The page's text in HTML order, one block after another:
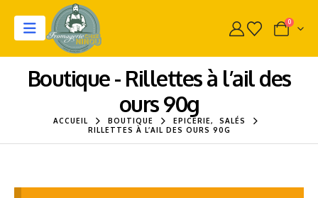
0
Boutique - Rillettes à l’ail des
ours 90g
ACCUEIL BOUTIQUE EPICERIE,
SALÉS
RILLETTES À L’AIL DES OURS 90G